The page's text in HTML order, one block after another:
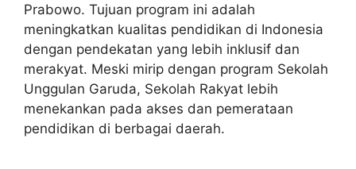
Prabowo. Tujuan program ini adalah
meningkatkan kualitas pendidikan di Indonesia
dengan pendekatan yang lebih inklusif dan
merakyat. Meski mirip dengan program Sekolah
Unggulan Garuda, Sekolah Rakyat lebih
menekankan pada akses dan pemerataan
pendidikan di berbagai daerah.